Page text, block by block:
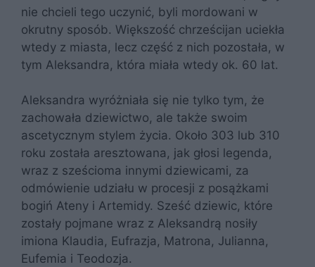
nie chcieli tego uczynić, byli mordowani w
okrutny sposób. Większość chrześcijan uciekła
wtedy z miasta, lecz część z nich pozostała, w
tym Aleksandra, która miała wtedy ok. 60 lat.
Aleksandra wyróżniała się nie tylko tym, że
zachowała dziewictwo, ale także swoim
ascetycznym stylem życia. Około 303 lub 310
roku została aresztowana, jak głosi legenda,
wraz z sześcioma innymi dziewicami, za
odmówienie udziału w procesji z posążkami
bogiń Ateny i Artemidy. Sześć dziewic, które
zostały pojmane wraz z Aleksandrą nosiły
imiona Klaudia, Eufrazja, Matrona, Julianna,
Eufemia i Teodozja.